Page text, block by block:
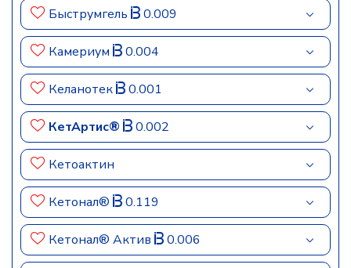
Быструмгель 0.009
Камериум 0.004
Келанотек 0.001
КетАртис® 0.002
Кетоактин
Кетонал® 0.119
Кетонал® Актив 0.006